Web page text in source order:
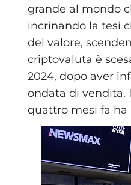
grande al mondo
incrinando la tesi
del valore,
criptovaluta è
2024, dopo aver
ondata di vendita.
quattro mesi fa ha